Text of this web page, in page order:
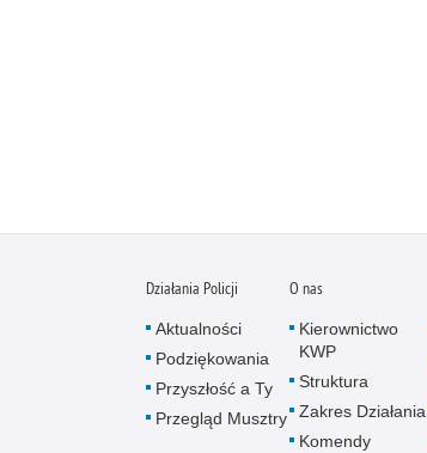
Działania Policji
Aktualności
Podziękowania
Przyszłość a Ty
Przegląd Musztry
O nas
Kierownictwo
KWP
Struktura
Zakres Działania
Komendy